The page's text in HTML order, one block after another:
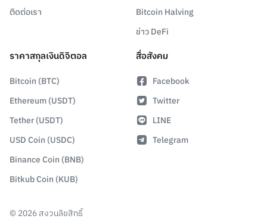
ติดต่อเรา
Bitcoin Halving
ข่าว DeFi
ราคาสกุลเงินดิจิตอล
Bitcoin (BTC)
Ethereum (USDT)
Tether (USDT)
USD Coin (USDC)
Binance Coin (BNB)
Bitkub Coin (KUB)
สื่อสังคม
Facebook
Twitter
LINE
Telegram
© 2026สงวนลิขสิทธิ์